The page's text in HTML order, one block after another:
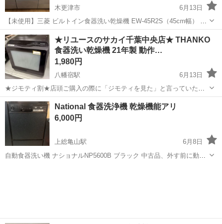
木更津市
6月13日
【未使用】三菱 ビルトイン食器洗い乾燥機 EW-45R2S（45cm幅） 新
築住宅に標準装備されていたビルトイン食器洗い乾燥機です。 入居前
に別メーカーの食洗機へ交換したため出品します。 ■メーカー 三菱電
機 ■型番...
千葉 木更津市 キッチン家電
★リユースのサカイ千葉中央店★ THANKO
食器洗い乾燥機 21年製 動作…
1,980円
八幡宿駅
6月13日
★ジモティ割★店頭ご購入の際に「ジモティを見た」と言っていただ
くとジモティ限定価格（掲載価格の10%OFF）でご購入が可能です。
ぜひ店頭にてスタッフまでお伝えくださいませ。 ■引越でおなじみ、
サカイ引越センターの...
千葉 千葉市 八幡宿駅 キッチン家電 サカイ
National 食器洗浄機 乾燥機能アリ
6,000円
上総亀山駅
6月8日
自動食器洗い機 ナショナルNP5600B ブラック 中古品、外す前に動作